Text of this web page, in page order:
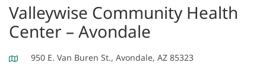
Valleywise Community Health
Center – Avondale
950 E. Van Buren St., Avondale, AZ 85323